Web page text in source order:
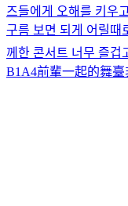
즈들에게 오해를 키우
구름 보면 되게 어릴
께한 콘서트 너무 즐겁
B1A4前輩一起的舞臺